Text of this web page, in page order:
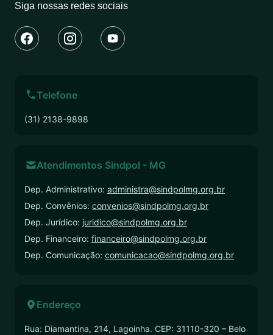
Siga nossas redes sociais
Telefone
(31) 2138-9898
Atendimentos Sindpol - MG
Dep. Administrativo: administra@sindpolmg.org.br
Dep. Convênios: convenios@sindpolmg.org.br
Dep. Jurídico: juridico@sindpolmg.org.br
Dep. Financeiro: financeiro@sindpolmg.org.br
Dep. Comunicação: comunicacao@sindpolmg.org.br
Endereço
Rua: Diamantina, 214, Lagoinha. CEP: 31110-320 – Belo